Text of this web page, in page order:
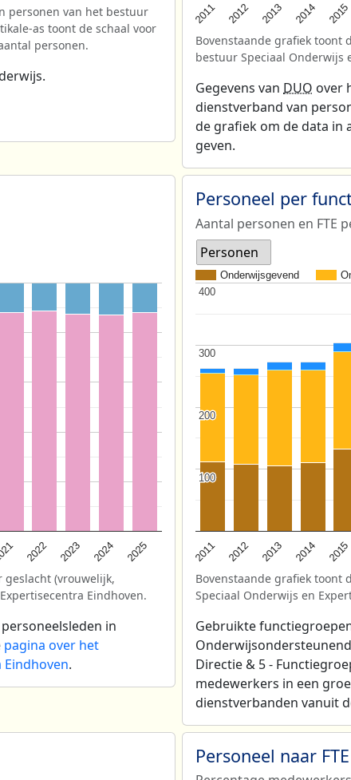
personen van het bestuur
as toont de schaal voor
personen.
2011 2012 2013 2014 2015
Bovenstaande grafiek toont
bestuur Speciaal Onderwijs
Gegevens van DUO over
dienstverband van
de grafiek om de data in
geven.
2022 2023 2024 2025
geslacht (vrouwelijk,
Eindhoven.
in
pagina over het
.
Personeel per
Aantal personen en FTE
Personen
Onderwijsgevend
2011 2012 2013 2014 2015
100
100
200
200
300
300
400
400
Bovenstaande grafiek toont
Speciaal Onderwijs en
Gebruikte
Directie & 5 -
medewerkers in een
dienstverbanden vanuit
Personeel naar